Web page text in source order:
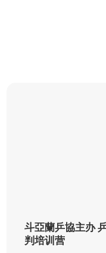
斗亞蘭乒協主办
判培训营